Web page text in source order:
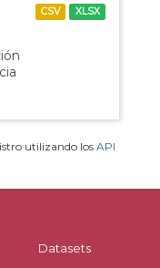
CSV XLSX
utilizando los API
Datasets